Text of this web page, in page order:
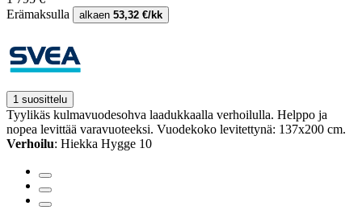
Erämaksulla
alkaen 53,32 €/kk
1 suosittelu
Tyylikäs kulmavuodesohva laadukkaalla verhoilulla. Helppo ja
nopea levittää varavuoteeksi. Vuodekoko levitettynä: 137x200 cm.
Verhoilu: Hiekka Hygge 10